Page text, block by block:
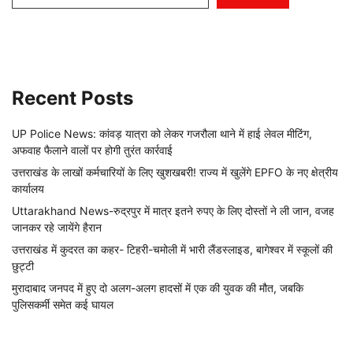
Recent Posts
UP Police News: कांवड़ यात्रा को लेकर गजरौला थाने में हाई लेवल मीटिंग,
अफवाह फैलाने वालों पर होगी तुरंत कार्रवाई
उत्तराखंड के लाखों कर्मचारियों के लिए खुशखबरी! राज्य में खुलेंगे EPFO के नए क्षेत्रीय
कार्यालय
Uttarakhand News-रुद्रपुर में मात्र इतने रुपए के लिए दोस्तों ने ली जान, वजह
जानकर रहे जायेंगे हैरान
उत्तराखंड में कुदरत का कहर- टिहरी-चमोली में भारी लैंडस्लाइड, बागेश्वर में स्कूलों की
छुट्टी
मुरादाबाद जनपद में हुए दो अलग-अलग हादसों में एक की युवक की मौत, जबकि
पुलिसकर्मी समेत कई घायल